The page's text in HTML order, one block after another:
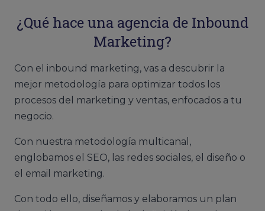
¿Qué hace una agencia de Inbound
Marketing?
Con el inbound marketing, vas a descubrir la
mejor metodología para optimizar todos los
procesos del marketing y ventas, enfocados a tu
negocio.
Con nuestra metodología multicanal,
englobamos el SEO, las redes sociales, el diseño o
el email marketing.
Con todo ello, diseñamos y elaboramos un plan